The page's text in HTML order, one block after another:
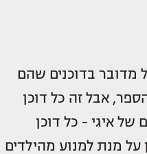
מדובר בדוכנים שהם
הספר, אבל זה כל דוכן
של איגי - כל דוכן
מנת למנוע מהילדים